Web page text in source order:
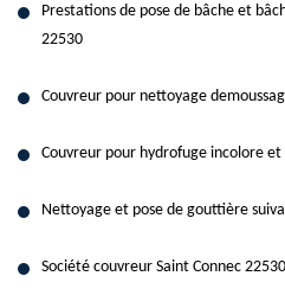
Prestations de pose de bâche et
22530
Couvreur pour nettoyage
Couvreur pour hydrofuge incolore et
Nettoyage et pose de gouttière
Société couvreur Saint Connec 22530